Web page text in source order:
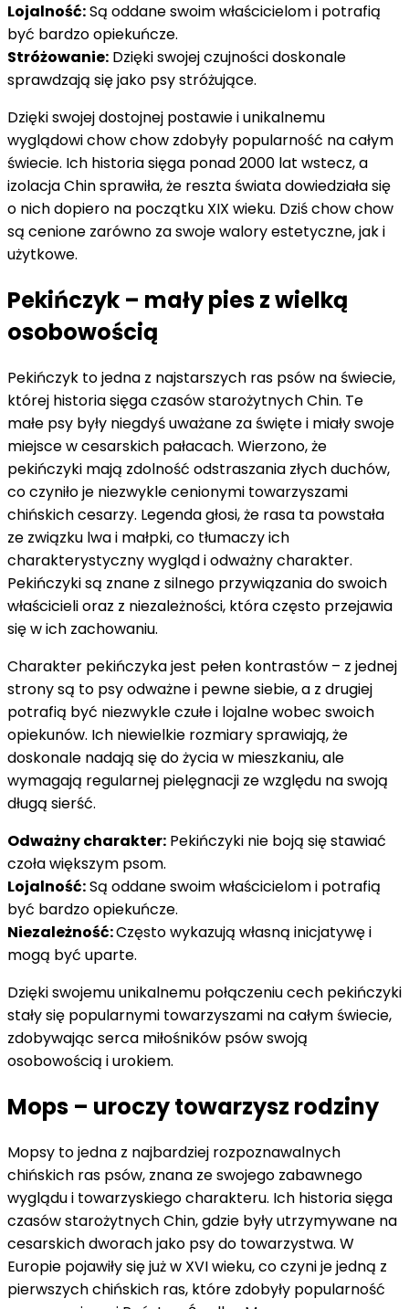
Lojalność:Są oddane swoim właścicielom i potrafią
być bardzo opiekuńcze.
Stróżowanie: Dzięki swojej czujności doskonale
sprawdzają się jako psy stróżujące.
Dzięki swojej dostojnej postawie i unikalnemu
wyglądowi chow chow zdobyły popularność na całym
świecie. Ich historia sięga ponad 2000 lat wstecz, a
izolacja Chin sprawiła, że reszta świata dowiedziała się
o nich dopiero na początku XIX wieku. Dziś chow chow
są cenione zarówno za swoje walory estetyczne, jak i
użytkowe.
Pekińczyk – mały pies z wielką
osobowością
Pekińczyk to jedna z najstarszych ras psów na świecie,
której historia sięga czasów starożytnych Chin. Te
małe psy były niegdyś uważane za święte i miały swoje
miejsce w cesarskich pałacach. Wierzono, że
pekińczyki mają zdolność odstraszania złych duchów,
co czyniło je niezwykle cenionymi towarzyszami
chińskich cesarzy. Legenda głosi, że rasa ta powstała
ze związku lwa i małpki, co tłumaczy ich
charakterystyczny wygląd i odważny charakter.
Pekińczyki są znane z silnego przywiązania do swoich
właścicieli oraz z niezależności, która często przejawia
się w ich zachowaniu.
Charakter pekińczyka jest pełen kontrastów – z jednej
strony są to psy odważne i pewne siebie, a z drugiej
potrafią być niezwykle czułe i lojalne wobec swoich
opiekunów. Ich niewielkie rozmiary sprawiają, że
doskonale nadają się do życia w mieszkaniu, ale
wymagają regularnej pielęgnacji ze względu na swoją
długą sierść.
Odważny charakter: Pekińczyki nie boją się stawiać
czoła większym psom.
Lojalność:Są oddane swoim właścicielom i potrafią
być bardzo opiekuńcze.
Niezależność:Często wykazują własną inicjatywę i
mogą być uparte.
Dzięki swojemu unikalnemu połączeniu cech pekińczyki
stały się popularnymi towarzyszami na całym świecie,
zdobywając serca miłośników psów swoją
osobowością i urokiem.
Mops – uroczy towarzysz rodziny
Mopsy to jedna z najbardziej rozpoznawalnych
chińskich ras psów, znana ze swojego zabawnego
wyglądu i towarzyskiego charakteru. Ich historia sięga
czasów starożytnych Chin, gdzie były utrzymywane na
cesarskich dworach jako psy do towarzystwa. W
Europie pojawiły się już w XVI wieku, co czyni je jedną z
pierwszych chińskich ras, które zdobyły popularność